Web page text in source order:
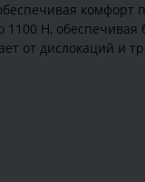
комфорт
1100 Н, обеспечивая
от дислокаций и